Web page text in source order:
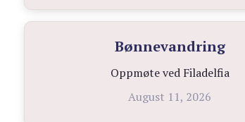
Bønnevandring
Oppmøte ved Filadelfia
August 11, 2026